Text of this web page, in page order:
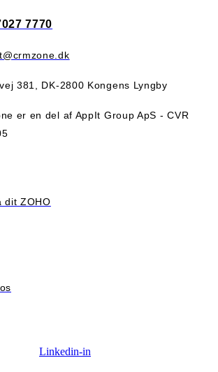
7770
381, DK-2800 Kongens Lyngby
er en del af AppIt Group ApS - CVR
dit ZOHO
Linkedin-in